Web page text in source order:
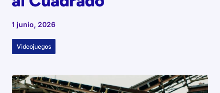
1 junio, 2026
Videojuegos